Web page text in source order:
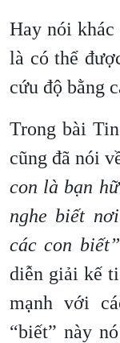
Hay nói khác
là có thể
cứu độ bằng
Trong bài
cũng đã nói
con là bạn
nghe biết
các con biết”
diễn giải kế
mạnh với
“biết” này